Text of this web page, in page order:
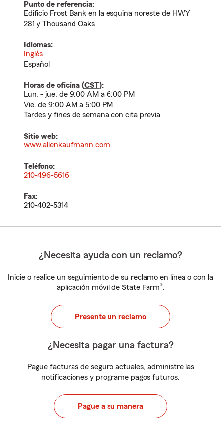
Punto de referencia:
Edificio Frost Bank en la esquina noreste de HWY
281 y Thousand Oaks
Idiomas:
Inglés
Español
Horas de oficina (CST):
Lun. - jue. de 9:00 AM a 6:00 PM
Vie. de 9:00 AM a 5:00 PM
Tardes y fines de semana con cita previa
Sitio web:
www.allenkaufmann.com
Teléfono:
210-496-5616
Fax:
210-402-5314
¿Necesita ayuda con un reclamo?
Inicie o realice un seguimiento de su reclamo en línea o con la
aplicación móvil de State Farm®.
Presente un reclamo
¿Necesita pagar una factura?
Pague facturas de seguro actuales, administre las
notificaciones y programe pagos futuros.
Pague a su manera